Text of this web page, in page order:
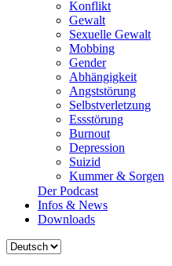
Konflikt
Gewalt
Sexuelle Gewalt
Mobbing
Gender
Abhängigkeit
Angststörung
Selbstverletzung
Essstörung
Burnout
Depression
Suizid
Kummer & Sorgen
Der Podcast
Infos & News
Downloads
Sprache